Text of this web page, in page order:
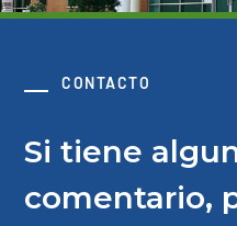
CONTACTO
Si tiene
comentario,